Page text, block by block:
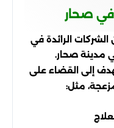
صحار
الرائدة في
مدينة صحار.
إلى القضاء على
مثل: